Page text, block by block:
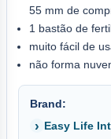
55 mm de
1 bastão de
muito fácil de
não forma
Brand:
Easy Life